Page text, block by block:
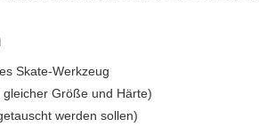
Skate-Werkzeug
Größe und Härte)
werden sollen)